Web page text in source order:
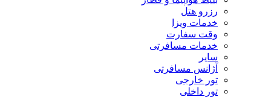
رزرو هتل
خدمات ویزا
وقت سفارت
خدمات مسافرتی
سایر
آژانس مسافرتی
تور خارجی
تور داخلی